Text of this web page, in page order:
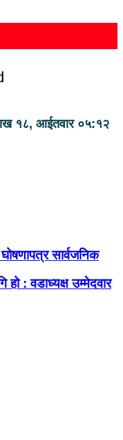
१८, आईतवार ०५:१२
सार्वजनिक
हो : वडाध्यक्ष उम्मेदवार